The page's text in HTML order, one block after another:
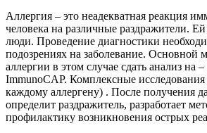
Аллергия – это неадекватная реакция
человека на различные раздражители.
люди. Проведение диагностики
подозрениях на заболевание. Основной
аллергии в этом случае сдать анализ на
ImmunoCAP. Комплексные исследования
каждому аллергену) . После получения
определит раздражитель, разработает
профилактику возникновения острых